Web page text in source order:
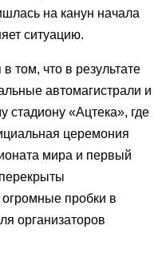
на канун начала
ситуацию.
том, что в результате
автомагистрали и
стадиону «Ацтека», где
церемония
мира и первый
пробки в
организаторов